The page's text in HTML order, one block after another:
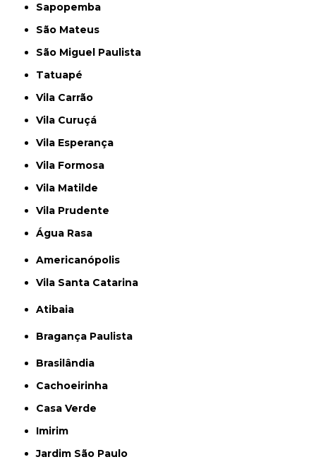
Sapopemba
São Mateus
São Miguel Paulista
Tatuapé
Vila Carrão
Vila Curuçá
Vila Esperança
Vila Formosa
Vila Matilde
Vila Prudente
Água Rasa
Americanópolis
Vila Santa Catarina
Atibaia
Bragança Paulista
Brasilândia
Cachoeirinha
Casa Verde
Imirim
Jardim São Paulo